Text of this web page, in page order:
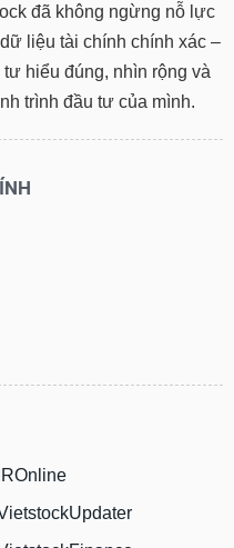
đã không ngừng nỗ lực
liệu tài chính chính xác –
hiểu đúng, nhìn rộng và
trình đầu tư của mình.
IROnline